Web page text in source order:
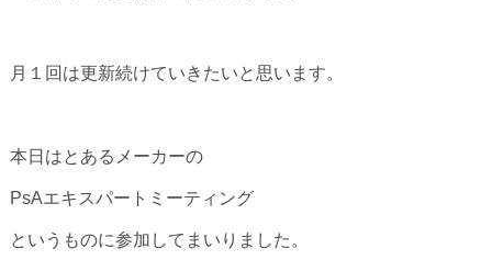
月１回は更新続けていきたいと思います。
本日はとあるメーカーの
PsAエキスパートミーティング
というものに参加してまいりました。